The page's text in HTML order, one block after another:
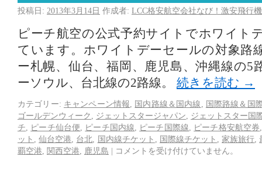
投稿日: 2013年3月14日 作成者: LCC格安航空会社なび！激安飛行
ピーチ航空の公式予約サイトでホワイト
ています。ホワイトデーセールの対象路
ー札幌、仙台、福岡、鹿児島、沖縄線の5
ーソウル、台北線の2路線。 続きを読む →
カテゴリー: キャンペーン情報 国内路線＆国内線
国際路線＆国
ゴールデンウィーク
ジェットスタージャパン
ジェットスター国
チ
ピーチ仙台便 ピーチ国内線 ピーチ国際線 ピーチ格安航空券
ット
,仙台空港 台北 国内線チケット 国際線チケット ,家族旅行 ,
覇空港
関西空港 鹿児島 | コメントを受け付けていません。